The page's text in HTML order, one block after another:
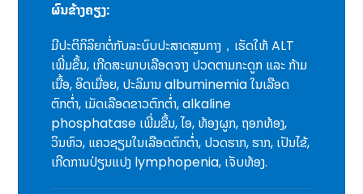
ຜົນຂ້າງຄຽງ:
ມີປະຕິກິລິຍາຕໍ່ກັບລະບົບປະສາດສູນກາງ，ເຮັດໃຫ້ ALT
ເພີ່ມຂຶ້ນ, ເກີດສະພາບເລືອດຈາງ ປວດຕາມກະດູກ ແລະ ກ້າມ
ເນື້ອ, ອິດເມື່ອຍ, ປະລິມານ albuminemia ໃນເລືອດ
ຕົກຕໍ່າ, ເມັດເລືອດຂາວຕົກຕໍ່າ, alkaline
phosphatase ເພີ່ມຂຶ້ນ, ໄອ, ທ້ອງຜູກ, ຖອກທ້ອງ,
ວິນຫົວ, ແຄວຊຽມໃນເລືອດຕົກຕໍ່າ, ປວດຮາກ, ຮາກ, ເປັນໄຂ້,
ເກີດການປ່ຽນແປງ lymphopenia, ເຈັບທ້ອງ.